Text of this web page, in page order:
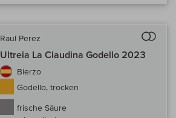
Raul Perez
Ultreia La Claudina Godello 2023
Bierzo
Godello, trocken
frische Säure